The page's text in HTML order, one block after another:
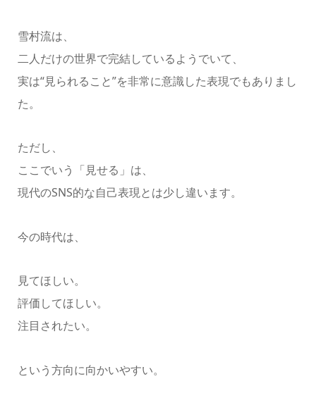
雪村流は、
二人だけの世界で完結しているようでいて、
実は“見られること”を非常に意識した表現でもありまし
た。
ただし、
ここでいう「見せる」は、
現代のSNS的な自己表現とは少し違います。
今の時代は、
見てほしい。
評価してほしい。
注目されたい。
という方向に向かいやすい。